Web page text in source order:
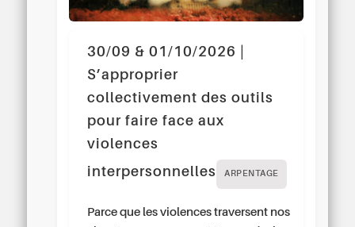
30/09 & 01/10/2026 |
S’approprier
collectivement des outils
pour faire face aux
violences
interpersonnelles
ARPENTAGE
Parce que les violences traversent nos